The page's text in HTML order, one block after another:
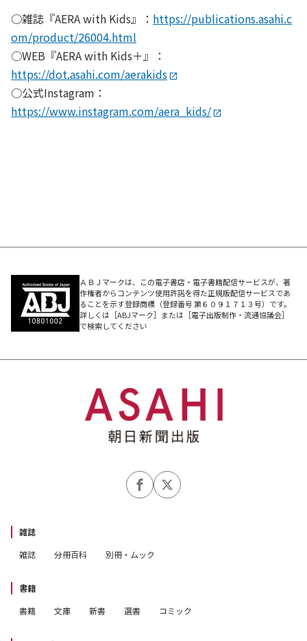
○雑誌『AERA with Kids』： https://publications.asahi.c
om/product/26004.html
○WEB『AERA with Kids＋』：
https://dot.asahi.com/aerakids
○公式Instagram：
https://www.instagram.com/aera_kids/
ＡＢＪマークは、この電子書店・電子書籍配信サービスが、著
作権者からコンテンツ使用許諾を得た正規版配信サービスであ
ることを示す登録商標（登録番号 第６０９１７１３号）です。
詳しくは［ABJマーク］または［電子出版制作・流通協議会］
で検索してください
雑誌
雑誌
分冊百科 別冊・ムック
書籍
書籍
文庫 新書 選書 コミック